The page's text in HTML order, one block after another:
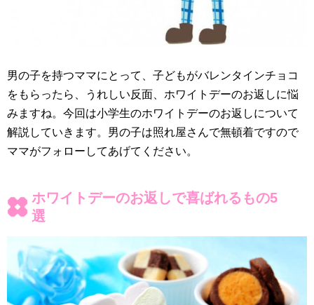
男の子を持つママにとって、子どもがバレンタインチョコ
をもらったら、うれしい反面、ホワイトデーのお返しに悩
みますね。今回は小学生のホワイトデーのお返しについて
解説していきます。男の子は照れ屋さんで無頓着ですので
ママがフォローしてあげてください。
ホワイトデーのお返しで喜ばれるもの5
選